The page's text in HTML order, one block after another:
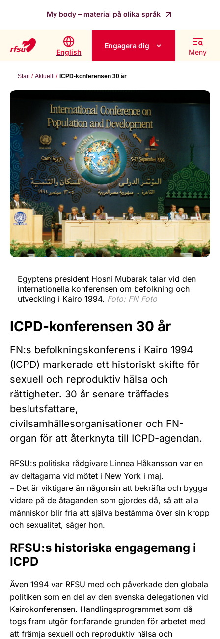
My body – material på olika språk
English
Engagera dig
Meny
Start Aktuellt ICPD-konferensen 30 år
Egyptens president Hosni Mubarak talar vid den
internationella konferensen om befolkning och
utveckling i Kairo 1994. Foto: FN Foto
ICPD-konferensen 30 år
FN:s befolkningskonferens i Kairo 1994
(ICPD) markerade ett historiskt skifte för
sexuell och reproduktiv hälsa och
rättigheter. 30 år senare träffades
beslutsfattare,
civilsamhällesorganisationer och FN-
organ för att återknyta till ICPD-agendan.
RFSU:s politiska rådgivare Linnea Håkansson var en
av deltagarna vid mötet i New York i maj.
– Det är viktigare än någonsin att bekräfta och bygga
vidare på de åtaganden som gjordes då, så att alla
människor blir fria att själva bestämma över sin kropp
och sexualitet, säger hon.
RFSU:s historiska engagemang i
ICPD
Även 1994 var RFSU med och påverkade den globala
politiken som en del av den svenska delegationen vid
Kairokonferensen. Handlingsprogrammet som då
togs fram utgör fortfarande grunden för arbetet med
att främja sexuell och reproduktiv hälsa och